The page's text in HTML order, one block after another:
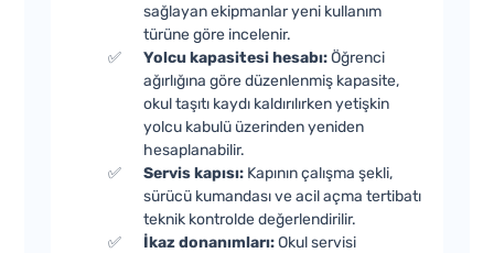
sağlayan ekipmanlar yeni kullanım
türüne göre incelenir.
Yolcu kapasitesi hesabı:Öğrenci
ağırlığına göre düzenlenmiş kapasite,
okul taşıtı kaydı kaldırılırken yetişkin
yolcu kabulü üzerinden yeniden
hesaplanabilir.
Servis kapısı: Kapının çalışma şekli,
sürücü kumandası ve acil açma tertibatı
teknik kontrolde değerlendirilir.
İkaz donanımları:Okul servisi